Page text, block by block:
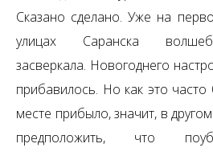
Сказано сделано. Уже на
улицах Саранска
засверкала. Новогоднего
прибавилось. Но как это
месте прибыло, значит, в
предположить, что